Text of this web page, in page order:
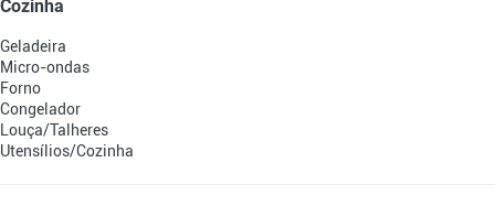
Cozinha
Geladeira
Micro-ondas
Forno
Congelador
Louça/Talheres
Utensílios/Cozinha